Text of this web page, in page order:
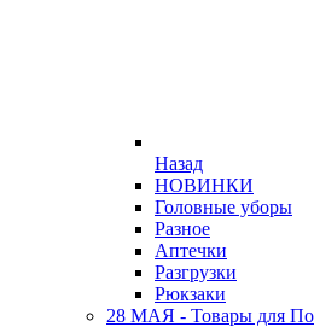
Назад
НОВИНКИ
Головные уборы
Разное
Аптечки
Разгрузки
Рюкзаки
28 МАЯ - Товары для